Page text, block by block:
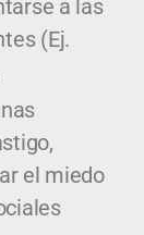
a las
(Ej.
el miedo